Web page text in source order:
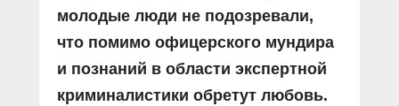
молодые люди не подозревали,
что помимо офицерского мундира
и познаний в области экспертной
криминалистики обретут любовь.